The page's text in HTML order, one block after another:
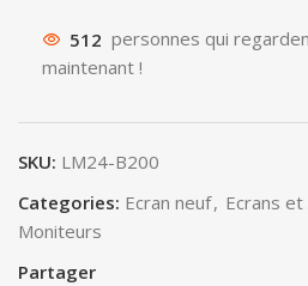
512 personnes qui
maintenant !
SKU: LM24-B200
Categories: Ecran neuf, Ecrans
Moniteurs
Partager